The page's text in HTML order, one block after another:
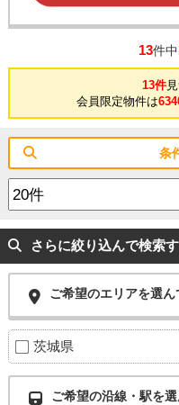
13件中
13件
会員限定物件は
条
さらに絞り込んで検索
ご希望のエリアを選
茨城県
ご希望の沿線・駅を